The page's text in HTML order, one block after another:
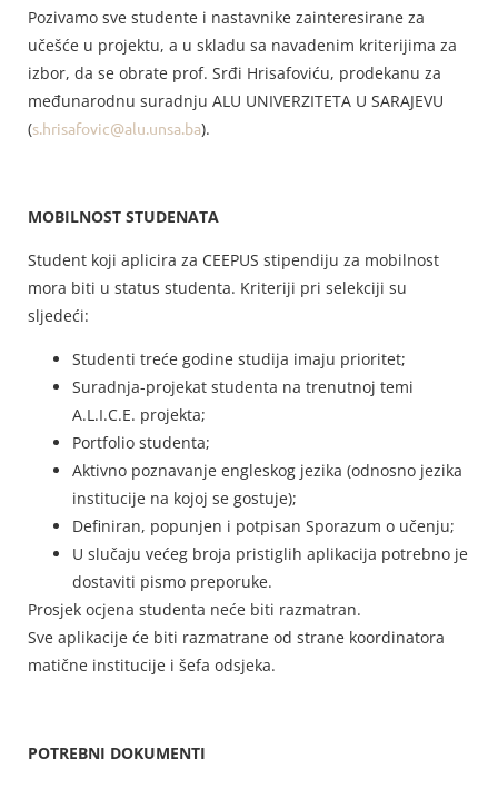
Pozivamo sve studente i nastavnike zainteresirane za
učešće u projektu, a u skladu sa navadenim kriterijima za
izbor, da se obrate prof. Srđi Hrisafoviću, prodekanu za
međunarodnu suradnju ALU UNIVERZITETA U SARAJEVU
(s.hrisafovic@alu.unsa.ba).
MOBILNOST STUDENATA
Student koji aplicira za CEEPUS stipendiju za mobilnost
mora biti u status studenta. Kriteriji pri selekciji su
sljedeći:
Studenti treće godine studija imaju prioritet;
Suradnja-projekat studenta na trenutnoj temi
A.L.I.C.E. projekta;
Portfolio studenta;
Aktivno poznavanje engleskog jezika (odnosno jezika
institucije na kojoj se gostuje);
Definiran, popunjen i potpisan Sporazum o učenju;
U slučaju većeg broja pristiglih aplikacija potrebno je
dostaviti pismo preporuke.
Prosjek ocjena studenta neće biti razmatran.
Sve aplikacije će biti razmatrane od strane koordinatora
matične institucije i šefa odsjeka.
POTREBNI DOKUMENTI